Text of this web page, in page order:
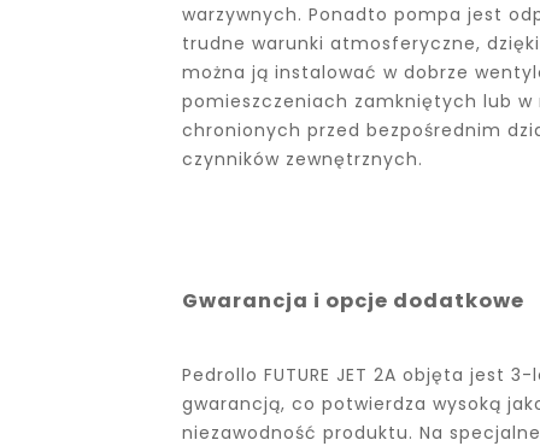
warzywnych. Ponadto pompa jest
trudne warunki atmosferyczne,
można ją instalować w dobrze
pomieszczeniach zamkniętych lub
chronionych przed bezpośrednim
czynników zewnętrznych.
Gwarancja i opcje dodatkowe
Pedrollo FUTURE JET 2A objęta jest
gwarancją, co potwierdza wysoką
niezawodność produktu. Na